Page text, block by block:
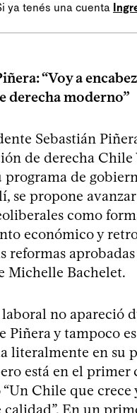
ya tenés una cuenta
“Voy a
derecha moderno”
Sebastián
de derecha Chile
programa de
se propone
como
económico y
reformas
Michelle Bachelet.
no apareció
Piñera y tampoco es
literalmente en su
está en el primer
Chile que crece
calidad”. En un